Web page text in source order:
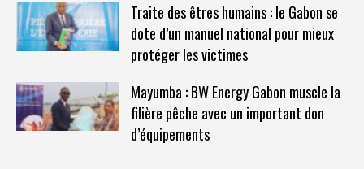
Traite des êtres humains : le Gabon se
dote d’un manuel national pour mieux
protéger les victimes
Mayumba : BW Energy Gabon muscle la
filière pêche avec un important don
d’équipements